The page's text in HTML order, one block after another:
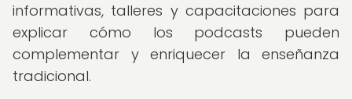
informativas, talleres y capacitaciones para
explicar cómo los podcasts pueden
complementar y enriquecer la enseñanza
tradicional.